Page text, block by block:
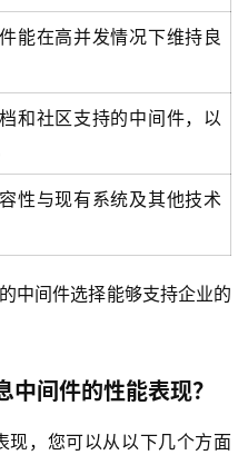
能在高并发情况下维持良
和社区支持的中间件，以
性与现有系统及其他技术
中间件选择能够支持企业的
间件的性能表现？
现，您可以从以下几个方面